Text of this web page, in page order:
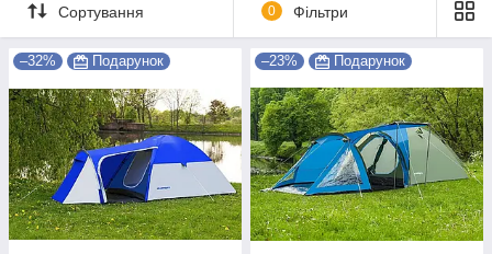
Сортування 0 Фільтри
–32% Подарунок –23% Подарунок